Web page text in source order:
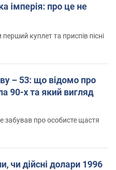
імперія: про це не
куплет та приспів пісні
– 53: що відомо про
90-х та який вигляд
забував про особисте щастя
чи дійсні долари 1996